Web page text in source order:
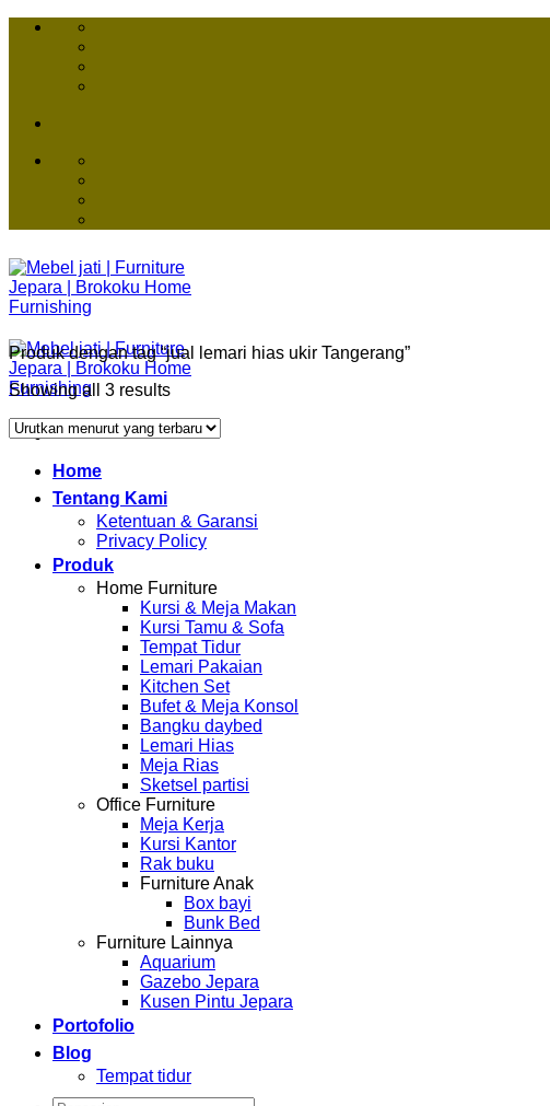
Skip
Home
Tentang Kami
Ketentuan & Garansi
Privacy Policy
Produk
Home Furniture
Kursi & Meja Makan
Kursi Tamu & Sofa
Tempat Tidur
Lemari Pakaian
Kitchen Set
Bufet & Meja Konsol
Bangku daybed
Lemari Hias
Meja Rias
Sketsel partisi
Office Furniture
Meja Kerja
Kursi Kantor
Rak buku
Furniture Anak
Box bayi
Bunk Bed
Furniture Lainnya
Aquarium
Gazebo Jepara
Kusen Pintu Jepara
Portofolio
Blog
Tempat tidur
Produk dengan tag “jual lemari hias ukir Tangerang”
Showing all 3 results